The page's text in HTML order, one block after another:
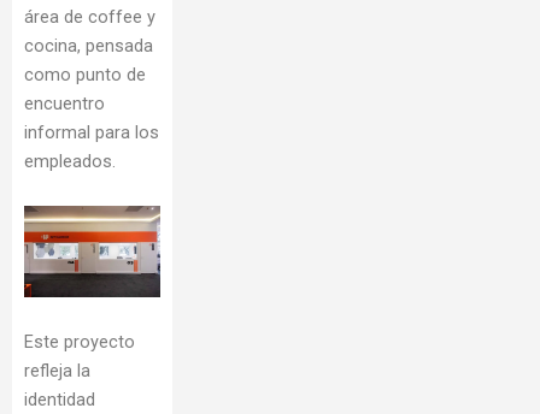
área de coffee y
cocina, pensada
como punto de
encuentro
informal para los
empleados.
Este proyecto
refleja la
identidad